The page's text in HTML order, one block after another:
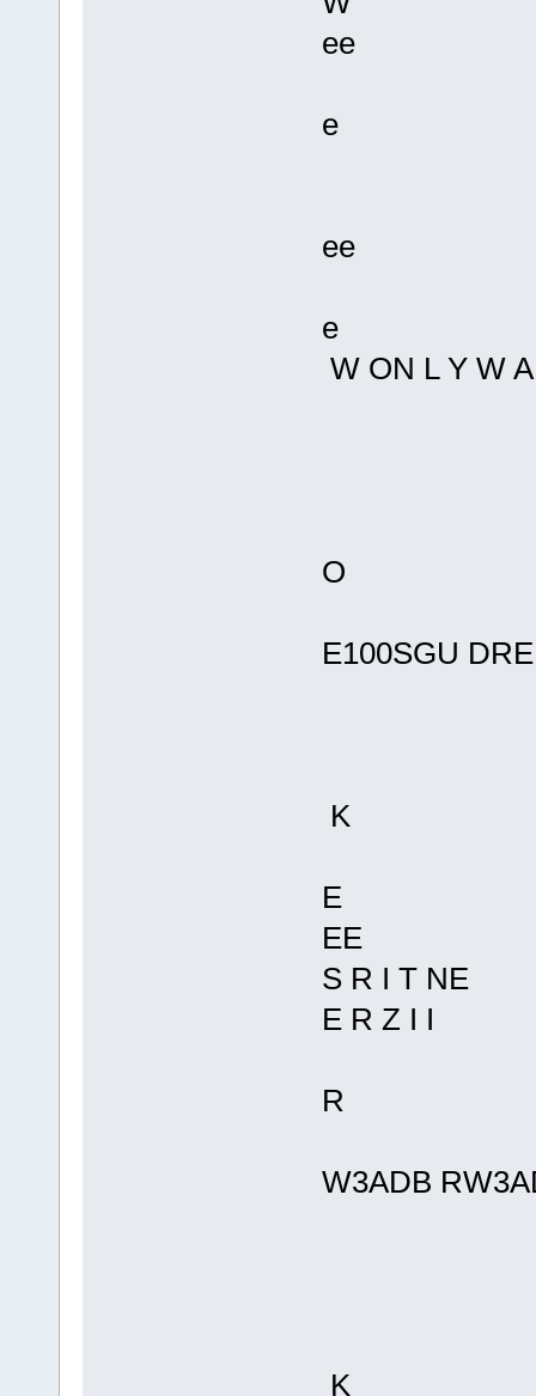
ee
e
ee
e
W ON L Y W
O
E100SGU
K
E
EE
S R I T NE
E R Z I I
R
W3ADB
K